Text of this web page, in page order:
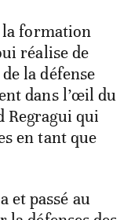
formation
réalise de
la défense
dans l’œil du
Regragui qui
en tant que
et passé au